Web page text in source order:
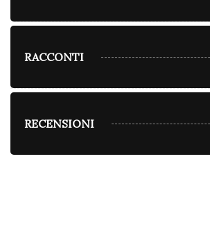
RACCONTI
RECENSIONI